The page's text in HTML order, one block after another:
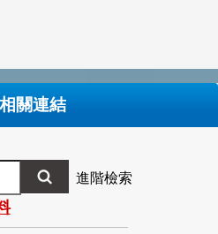
相關連結
進階檢索